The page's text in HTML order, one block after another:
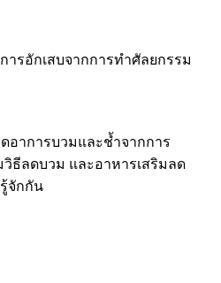
ารอักเสบจากการทำศัลยกรรม
อาการบวมและช้ำจากการ
ธีลดบวม และอาหารเสริมลด
จักกัน